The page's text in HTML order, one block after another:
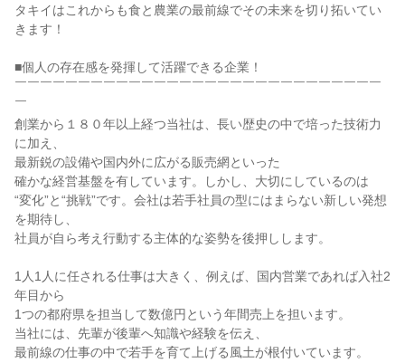
タキイはこれからも食と農業の最前線でその未来を切り拓いてい
きます！
■個人の存在感を発揮して活躍できる企業！
￣￣￣￣￣￣￣￣￣￣￣￣￣￣￣￣￣￣￣￣￣￣￣￣￣￣￣￣￣
￣
創業から１８０年以上経つ当社は、長い歴史の中で培った技術力
に加え、
最新鋭の設備や国内外に広がる販売網といった
確かな経営基盤を有しています。しかし、大切にしているのは
“変化”と“挑戦”です。会社は若手社員の型にはまらない新しい発想
を期待し、
社員が自ら考え行動する主体的な姿勢を後押しします。
1人1人に任される仕事は大きく、例えば、国内営業であれば入社2
年目から
1つの都府県を担当して数億円という年間売上を担います。
当社には、先輩が後輩へ知識や経験を伝え、
最前線の仕事の中で若手を育て上げる風土が根付いています。